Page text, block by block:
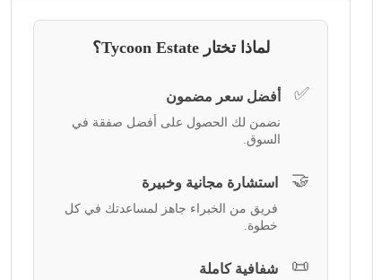
لماذا تختار Tycoon Estate؟
✅ أفضل سعر مضمون
نضمن لك الحصول على أفضل صفقة في
السوق.
🤝 استشارة مجانية وخبيرة
فريق من الخبراء جاهز لمساعدتك في كل
خطوة.
📜 شفافية كاملة